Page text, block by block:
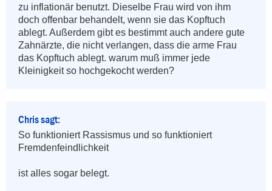
zu inflationär benutzt. Dieselbe Frau wird von ihm
doch offenbar behandelt, wenn sie das Kopftuch
ablegt. Außerdem gibt es bestimmt auch andere gute
Zahnärzte, die nicht verlangen, dass die arme Frau
das Kopftuch ablegt. warum muß immer jede
Kleinigkeit so hochgekocht werden?
Chris sagt:
So funktioniert Rassismus und so funktioniert
Fremdenfeindlichkeit
ist alles sogar belegt.